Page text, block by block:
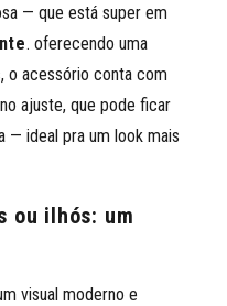
— que está super em
. oferecendo uma
o acessório conta com
ajuste, que pode ficar
— ideal pra um look mais
ou ilhós: um
visual moderno e